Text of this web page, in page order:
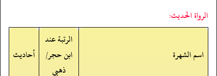
الرواة الحديث:
اسم الشهرة
الرتبة عند
ابن حجر/
ذهبي
أحاديث